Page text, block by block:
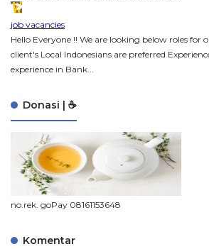
job vacancies
Hello Everyone !! We are looking below roles for
client's Local Indonesians are preferred
experience in Bank...
Donasi | ☕
no.rek. goPay 08161153648
Komentar